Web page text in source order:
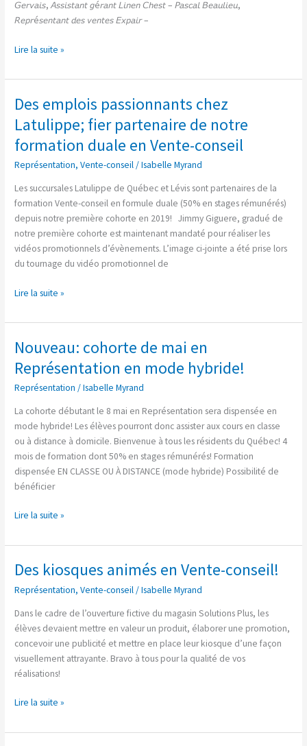
𝘎𝘦𝘳𝘷𝘢𝘪𝘴, 𝘈𝘴𝘴𝘪𝘴𝘵𝘢𝘯𝘵 𝘨é𝘳𝘢𝘯𝘵 𝘓𝘪𝘯𝘦𝘯 𝘊𝘩𝘦𝘴𝘵 – 𝘗𝘢𝘴𝘤𝘢𝘭 𝘉𝘦𝘢𝘶𝘭𝘪𝘦𝘶,
𝘙𝘦𝘱𝘳é𝘴𝘦𝘯𝘵𝘢𝘯𝘵 𝘥𝘦𝘴 𝘷𝘦𝘯𝘵𝘦𝘴 𝘌𝘹𝘱𝘢𝘪𝘳 –
Lire la suite »
Des emplois passionnants chez
Latulippe; fier partenaire de notre
formation duale en Vente-conseil
Représentation,Vente-conseil/Isabelle Myrand
Les succursales Latulippe de Québec et Lévis sont partenaires de la
formation Vente-conseil en formule duale (50% en stages rémunérés)
depuis notre première cohorte en 2019! Jimmy Giguere, gradué de
notre première cohorte est maintenant mandaté pour réaliser les
vidéos promotionnels d’évènements. L’image ci-jointe a été prise lors
du tournage du vidéo promotionnel de
Des
passionnants
chez
Latulippe;
partenaire
de
notre
formation
duale
en
conseil
Lire la suite »
Nouveau: cohorte de mai en
Représentation en mode hybride!
Représentation /Isabelle Myrand
La cohorte débutant le 8 mai en Représentation sera dispensée en
mode hybride! Les élèves pourront donc assister aux cours en classe
ou à distance à domicile. Bienvenue à tous les résidents du Québec! 4
mois de formation dont 50% en stages rémunérés! Formation
dispensée EN CLASSE OU À DISTANCE (mode hybride) Possibilité de
bénéficier
Nouveau:
de
mai
Lire la suite »
Des kiosques animés en Vente-conseil!
Représentation,Vente-conseil/Isabelle Myrand
Dans le cadre de l’ouverture fictive du magasin Solutions Plus, les
élèves devaient mettre en valeur un produit, élaborer une promotion,
concevoir une publicité et mettre en place leur kiosque d’une façon
visuellement attrayante. Bravo à tous pour la qualité de vos
réalisations!
Des
animés
en
Vente-
conseil!
Lire la suite »